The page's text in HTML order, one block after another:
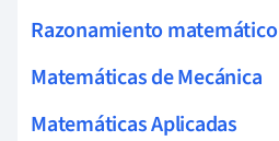
Razonamiento matemático
Matemáticas de Mecánica
Matemáticas Aplicadas